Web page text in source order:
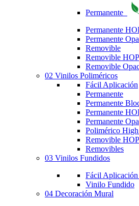
Permanente
Permanente
Permanente
Removible
Removible HOP
Removible
02 Vinilos Poliméricos
Fácil Aplicación
Permanente
Permanente
Permanente
Permanente
Polimérico
Removible HOP
Removibles
03 Vinilos Fundidos
Fácil Aplicación
Vinilo Fundido
04 Decoración Mural